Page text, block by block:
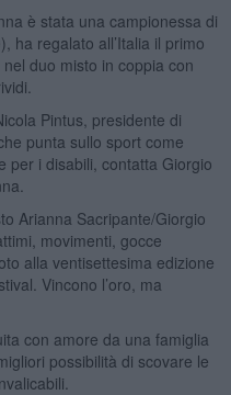
è stata una campionessa di
ha regalato all’Italia il primo
duo misto in coppia con
Pintus, presidente di
punta sullo sport come
per i disabili, contatta Giorgio
Arianna Sacripante/Giorgio
movimenti, gocce
alla ventisettesima edizione
Vincono l’oro, ma
con amore da una famiglia
possibilità di scovare le